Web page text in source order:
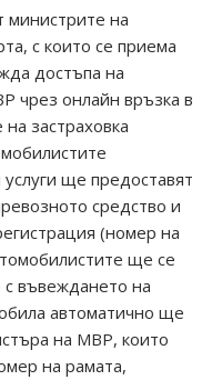
министрите на
с които се приема
достъпа на
чрез онлайн връзка в
застраховка
ще предоставят
средство и
(номер на
ще се
с въвеждането на
автоматично ще
на МВР, които
на рамата,